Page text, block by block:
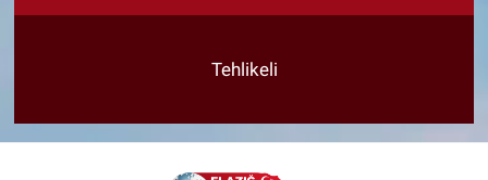
Tehlikeli